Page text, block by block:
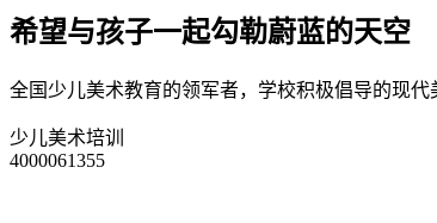
希望与孩子一起勾勒蔚蓝的天空
全国少儿美术教育的领军者，学校积极倡导的现
少儿美术培训
4000061355